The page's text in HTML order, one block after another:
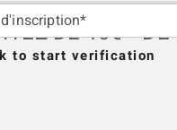
DE 10€ *
to start verification